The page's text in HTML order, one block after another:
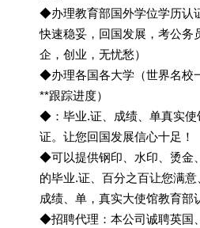
◆办理教育部国外学位学历认
快速稳妥，回国发展，考公务
企，创业，无忧愁）
◆办理各国各大学（世界名校
**跟踪进度）
◆：毕业.证、成绩、单真实使
证。让您回国发展信心十足！
◆可以提供钢印、水印、烫金
的毕业.证、百分之百让您满意
成绩、单，真实大使馆教育部
◆招聘代理：本公司诚聘英国